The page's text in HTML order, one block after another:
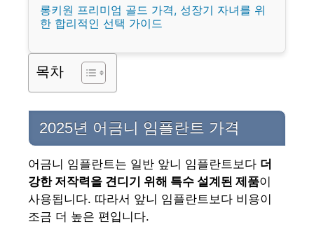
롱키원 프리미엄 골드 가격, 성장기 자녀를 위
한 합리적인 선택 가이드
목차
2025년 어금니 임플란트 가격
어금니 임플란트는 일반 앞니 임플란트보다 더
강한 저작력을 견디기 위해 특수 설계된 제품이
사용됩니다. 따라서 앞니 임플란트보다 비용이
조금 더 높은 편입니다.